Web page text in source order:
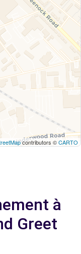
contributors ©CARTO
à
Greet